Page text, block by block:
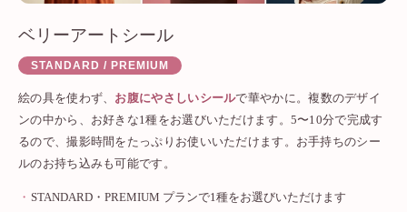
ベリーアートシール
STANDARD / PREMIUM
絵の具を使わず、 お腹にやさしいシールで華やかに。複数のデザイ
ンの中から、お好きな1種をお選びいただけます。5〜10分で完成す
るので、撮影時間をたっぷりお使いいただけます。お手持ちのシー
ルのお持ち込みも可能です。
STANDARD・PREMIUM プランで1種をお選びいただけます